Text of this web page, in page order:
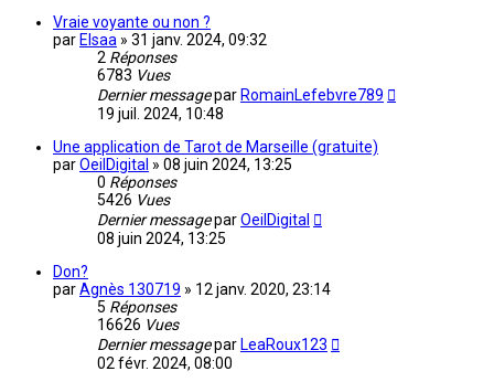
Vraie voyante ou non ?
par Elsaa » 31 janv. 2024, 09:32
2 Réponses
6783 Vues
Dernier messagepar RomainLefebvre789
19 juil. 2024, 10:48
Une application de Tarot de Marseille (gratuite)
parOeilDigital » 08 juin 2024, 13:25
0 Réponses
5426 Vues
Dernier messageparOeilDigital
08 juin 2024, 13:25
Don?
parAgnès 130719 » 12 janv. 2020, 23:14
5 Réponses
16626 Vues
Dernier messagepar LeaRoux123
02 févr. 2024, 08:00